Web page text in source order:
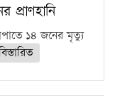
প্রাণহানি
১৪ জনের মৃত্যু